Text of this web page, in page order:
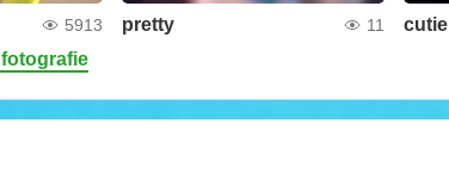
5913 pretty 11 cutie